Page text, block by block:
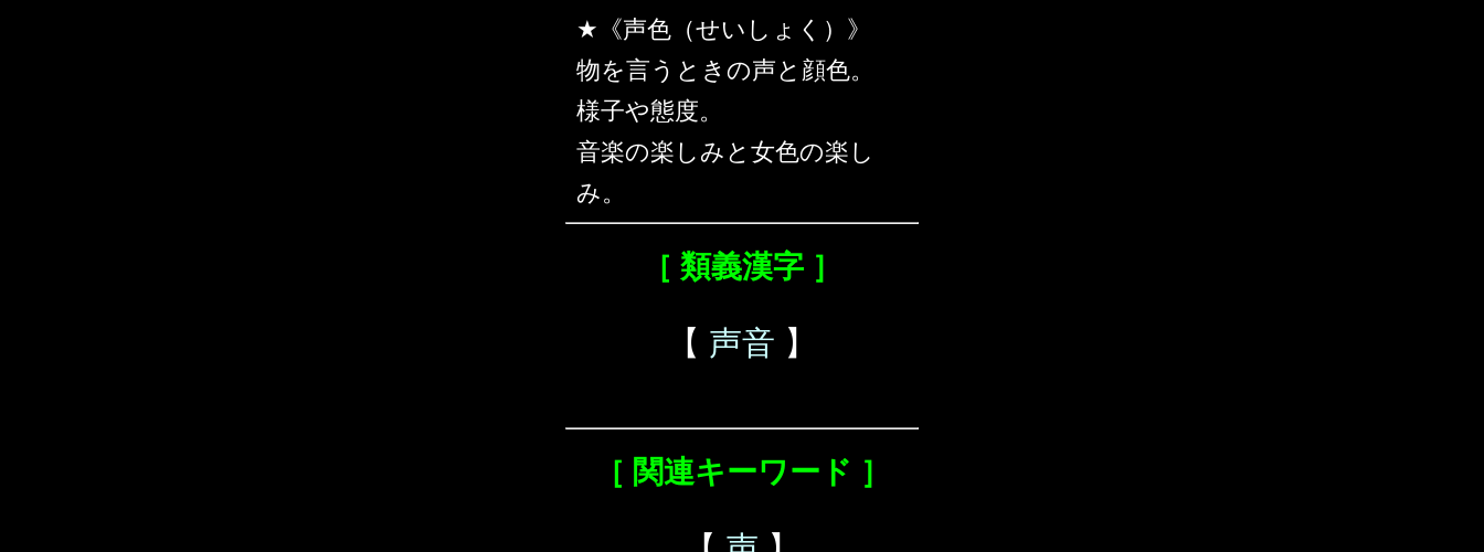
★《声色（せいしょく）》
物を言うときの声と顔色。
様子や態度。
音楽の楽しみと女色の楽し
み。
［ 類義漢字 ］
【 声音 】
［ 関連キーワード ］